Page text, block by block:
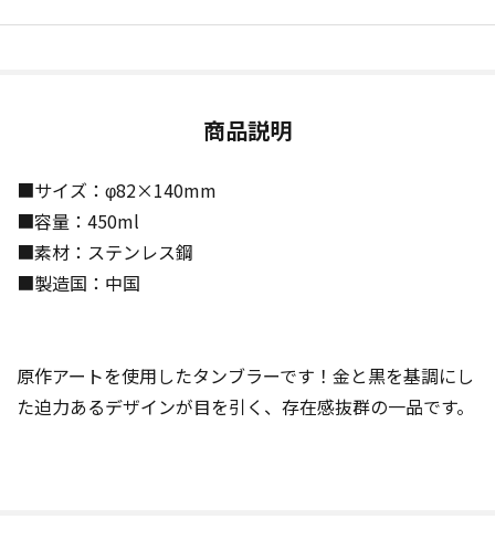
商品説明
■サイズ：φ82×140mm
■容量：450ml
■素材：ステンレス鋼
■製造国：中国
原作アートを使用したタンブラーです！金と黒を基調にし
た迫力あるデザインが目を引く、存在感抜群の一品です。